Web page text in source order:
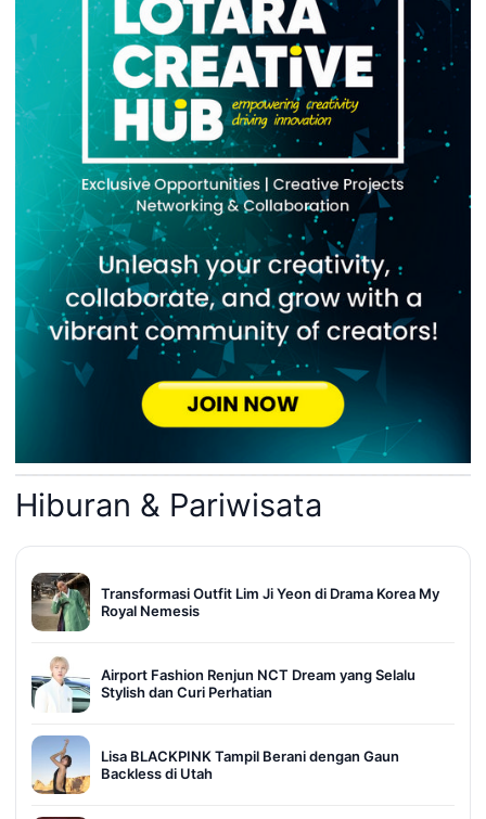
Hiburan & Pariwisata
Transformasi Outfit Lim Ji Yeon di Drama Korea My
Royal Nemesis
Airport Fashion Renjun NCT Dream yang Selalu
Stylish dan Curi Perhatian
Lisa BLACKPINK Tampil Berani dengan Gaun
Backless di Utah